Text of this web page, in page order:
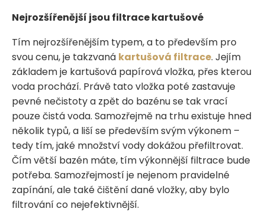
Nejrozšířenější jsou filtrace kartušové
Tím nejrozšířenějším typem, a to především pro
svou cenu, je takzvaná kartušová filtrace. Jejím
základem je kartušová papírová vložka, přes kterou
voda prochází. Právě tato vložka poté zastavuje
pevné nečistoty a zpět do bazénu se tak vrací
pouze čistá voda. Samozřejmě na trhu existuje hned
několik typů, a liší se především svým výkonem –
tedy tím, jaké množství vody dokážou přefiltrovat.
Čím větší bazén máte, tím výkonnější filtrace bude
potřeba. Samozřejmostí je nejenom pravidelné
zapínání, ale také čištění dané vložky, aby bylo
filtrování co nejefektivnější.